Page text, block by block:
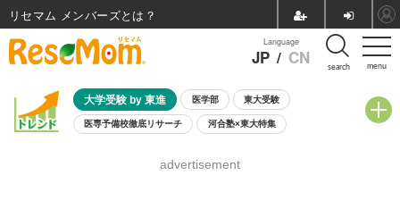
menu
Language
JP / CN search
大学受験 by 東進 医学部 東大受験
医専予備校徹底リサーチ 河合塾×東大特集
8月開催学校説明会・相談会
advertisement
リセマム メンバーズ